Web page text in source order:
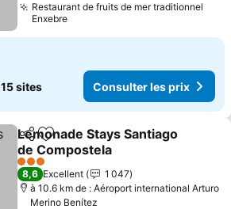
Restaurant de fruits de mer traditionnel
Enxebre
15 sites Consulter les prix
PartagerAjouter à mes favoris
Lemonade Stays Santiago
de Compostela
3 Étoiles
8,6 Excellent
1 047
à 10.6 km de : Aéroport international Arturo
Merino Benítez